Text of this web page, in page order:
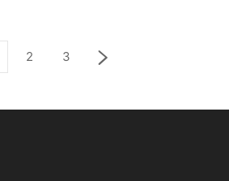
2 3